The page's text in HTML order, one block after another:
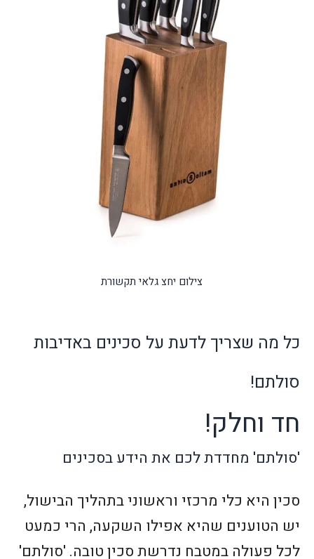
צילום יחצ גלאי תקשורת
כל מה שצריך לדעת על סכינים באדיבות
סולתם!
חד וחלק!
'סולתם' מחדדת לכם את הידע בסכינים
סכין היא כלי מרכזי וראשוני בתהליך הבישול,
יש הטוענים שהיא אפילו השקעה, הרי כמעט
לכל פעולה במטבח נדרשת סכין טובה. 'סולתם'